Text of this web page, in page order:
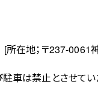
在地；〒237-0061
車は禁止とさせてい